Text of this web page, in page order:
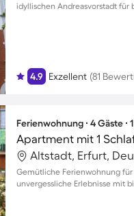
idyllischen Andreasvorstadt für
4.9 Exzellent (81
Ferienwohnung ∙ 4 Gäste ∙
Apartment mit 1
Altstadt, Erfurt,
Gemütliche Ferienwohnung
unvergessliche Erlebnisse mit